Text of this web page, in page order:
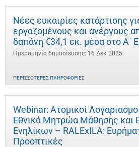
Νέες ευκαιρίες κατάρτισης
εργαζομένους και ανέργους
δαπάνη €34,1 εκ. μέσα στο Α΄
Ημερομηνία δημοσίευσης: 16 Δεκ 2025
ΠΕΡΙΣΣΌΤΕΡΕΣ ΠΛΗΡΟΦΟΡΊΕΣ
Webinar: Ατομικοί
Εθνικά Μητρώα Μάθησης και
Ενηλίκων – RALExILA:
Προοπτικές